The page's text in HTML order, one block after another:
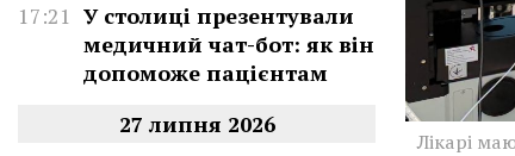
17:21 У столиці презентували
медичний чат-бот: як він
допоможе пацієнтам
27 липня 2026
Лікарі